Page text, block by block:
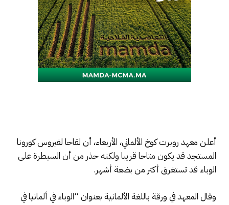
أعلن معهد روبرت كوخ الألماني، الأربعاء، أن لقاحا لفيروس كورونا
المستجد قد يكون متاحا قريبا ولكنه حذر من أن السيطرة على
الوباء قد تستغرق أكثر من بضعة أشهر.
وقال المعهد في ورقة باللغة الألمانية بعنوان “الوباء في ألمانيا في